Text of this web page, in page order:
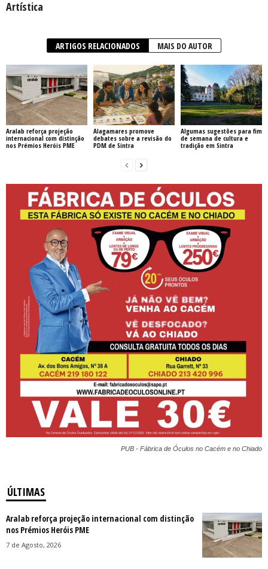
Artística
ARTIGOS RELACIONADOS MAIS DO AUTOR
Aralab reforça projeção
internacional com distinção
nos Prémios Heróis PME
Alagamares promove
debates sobre a revisão do
PDM de Sintra
Algumas sugestões para fim
de semana de cultura e
tradição em Sintra
PUB - Fábrica de Óculos no Cacém e no Chiado
ÚLTIMAS
Aralab reforça projeção internacional com distinção
nos Prémios Heróis PME
7 de Agosto, 2026